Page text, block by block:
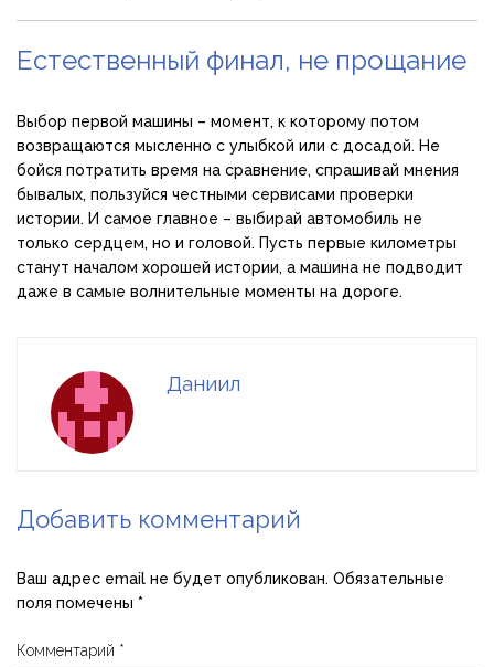
Естественный финал, не прощание
Выбор первой машины – момент, к которому потом
возвращаются мысленно с улыбкой или с досадой. Не
бойся потратить время на сравнение, спрашивай мнения
бывалых, пользуйся честными сервисами проверки
истории. И самое главное – выбирай автомобиль не
только сердцем, но и головой. Пусть первые километры
станут началом хорошей истории, а машина не подводит
даже в самые волнительные моменты на дороге.
Даниил
Добавить комментарий
Ваш адрес email не будет опубликован. Обязательные
поля помечены *
Комментарий *